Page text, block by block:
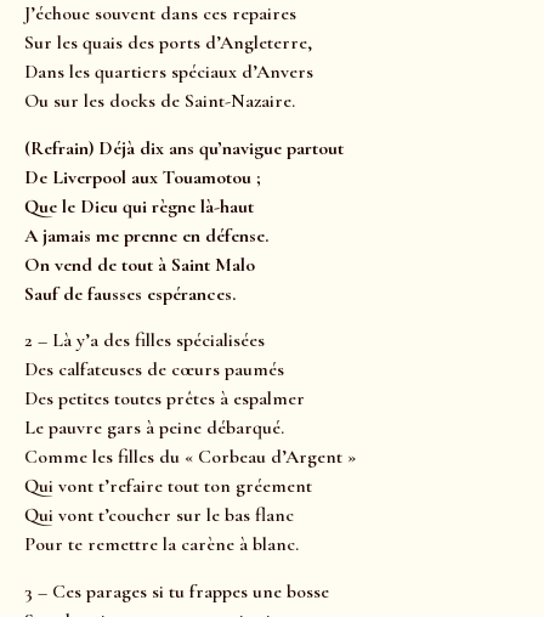
J’échoue souvent dans ces repaires
Sur les quais des ports d’Angleterre,
Dans les quartiers spéciaux d’Anvers
Ou sur les docks de Saint-Nazaire.
(Refrain) Déjà dix ans qu’navigue partout
De Liverpool aux Touamotou ;
Que le Dieu qui règne là-haut
A jamais me prenne en défense.
On vend de tout à Saint Malo
Sauf de fausses espérances.
2 – Là y’a des filles spécialisées
Des calfateuses de cœurs paumés
Des petites toutes prêtes à espalmer
Le pauvre gars à peine débarqué.
Comme les filles du « Corbeau d’Argent »
Qui vont t’refaire tout ton gréement
Qui vont t’coucher sur le bas flanc
Pour te remettre la carène à blanc.
3 – Ces parages si tu frappes une bosse